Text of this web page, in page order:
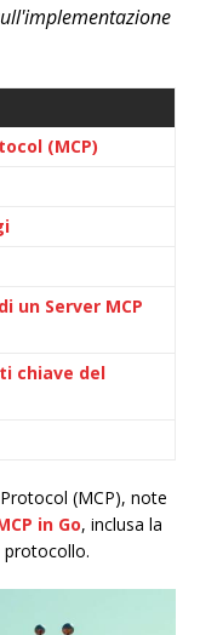
(MCP)
un Server MCP
chiave del
(MCP), note
in Go, inclusa la
protocollo.